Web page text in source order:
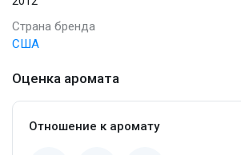
Страна бренда
США
Оценка аромата
Отношение к аромату